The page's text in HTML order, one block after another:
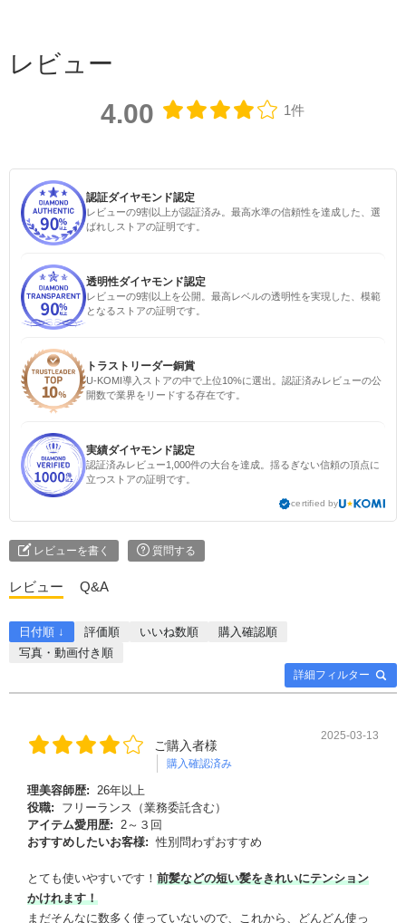
レビュー
4.00 1件
認証ダイヤモンド認定
レビューの9割以上が認証済み。最高水準の信頼性を達成した、選
ばれしストアの証明です。
透明性ダイヤモンド認定
レビューの9割以上を公開。最高レベルの透明性を実現した、模範
となるストアの証明です。
トラストリーダー銅賞
U-KOMI導入ストアの中で上位10%に選出。認証済みレビューの公
開数で業界をリードする存在です。
実績ダイヤモンド認定
認証済みレビュー1,000件の大台を達成。揺るぎない信頼の頂点に
立つストアの証明です。
certified by
レビューを書く 質問する
レビュー Q&A
詳細フィルター
日付順 ↓ 評価順 いいね数順
購入確認順
写真・動画付き順
ご購入者様
購入確認済み
2025-03-13
理美容師歴: 26年以上
役職:
フリーランス（業務委託含む）
アイテム愛用歴: 2～３回
おすすめしたいお客様: 性別問わずおすすめ
とても使いやすいです！ 前髪などの短い髪をきれいにテンション
かけれます！
まだそんなに数多く使っていないので、これから、どんどん使っ